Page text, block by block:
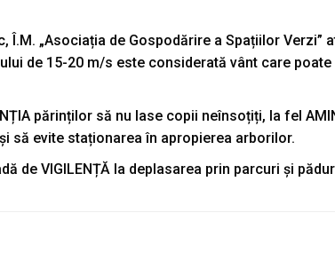
„Asociația de Gospodărire a Spațiilor Verzi”
de 15-20 m/s este considerată vânt care
părinților să nu lase copii neînsoțiți, la fel
să evite staționarea în apropierea arborilor.
de VIGILENȚĂ la deplasarea prin parcuri și